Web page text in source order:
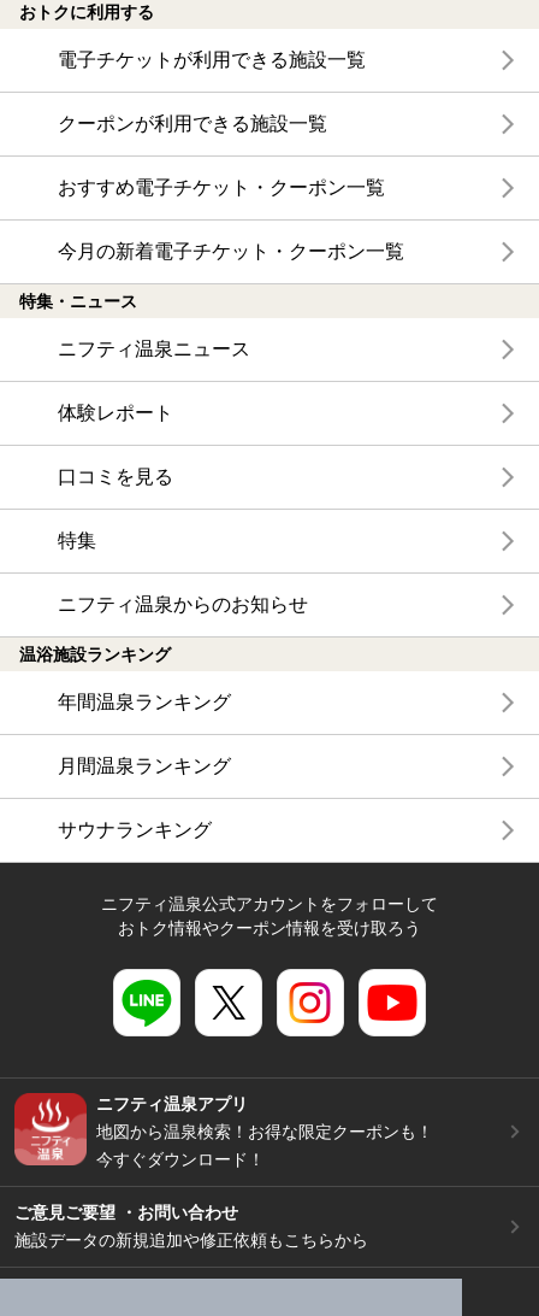
おトクに利用する
電子チケットが利用できる施設一覧
クーポンが利用できる施設一覧
おすすめ電子チケット・クーポン一覧
今月の新着電子チケット・クーポン一覧
特集・ニュース
ニフティ温泉ニュース
体験レポート
口コミを見る
特集
ニフティ温泉からのお知らせ
温浴施設ランキング
年間温泉ランキング
月間温泉ランキング
サウナランキング
ニフティ温泉公式アカウントをフォローして
おトク情報やクーポン情報を受け取ろう
ニフティ温泉アプリ
地図から温泉検索！お得な限定クーポンも！
今すぐダウンロード！
ご意見ご要望 ・お問い合わせ
施設データの新規追加や修正依頼もこちらから